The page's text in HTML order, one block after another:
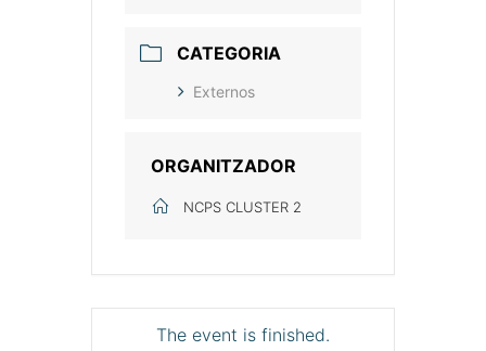
CATEGORIA
Externos
ORGANITZADOR
NCPS CLUSTER 2
The event is finished.